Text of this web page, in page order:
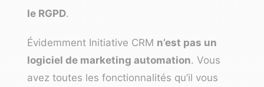
le RGPD.
Évidemment Initiative CRM n’est pas un
logiciel de marketing automation. Vous
avez toutes les fonctionnalités qu’il vous